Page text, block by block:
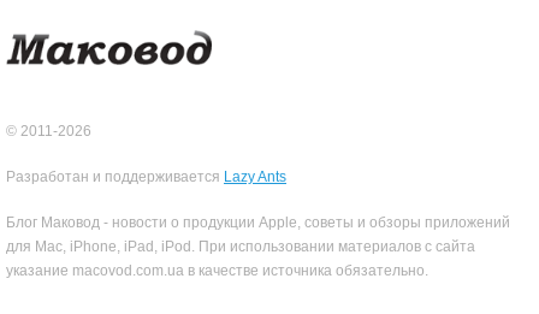
© 2011-2026
Разработан и поддерживается Lazy Ants
Блог Маковод - новости о продукции Apple, советы и обзоры приложений
для Mac, iPhone, iPad, iPod. При использовании материалов с сайта
указание macovod.com.ua в качестве источника обязательно.